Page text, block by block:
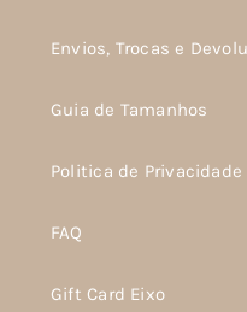
Envios, Trocas e
Guia de Tamanhos
Politica de Privacidade
FAQ
Gift Card Eixo